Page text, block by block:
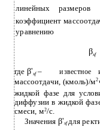
линейных
размеров
коэффициент
уравнению
βxf
где β'xf – известное
массоотдачи, (кмоль)/м2
жидкой фазе для
диффузии в жидкой
смеси, м2/с.
Значения β'xfдля